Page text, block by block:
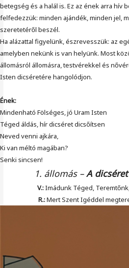
betegség és a halál is. Ez az ének arra hív
felfedezzük: minden ajándék, minden jel,
szeretetéről beszél.
Ha alázattal figyelünk, észrevesszük: az
amelyben nekünk is van helyünk. Most
állomásról állomásra, testvérekkel és
Isten dicséretére hangolódjon.
Ének:
Mindenható Fölséges, jó Uram Isten
Téged áldás, hír dicséret dicsőítsen
Neved venni ajkára,
Ki van méltó magában?
Senki sincsen!
1. állomás – A
V.:Imádunk Téged,
R.:Mert Szent Igéddel